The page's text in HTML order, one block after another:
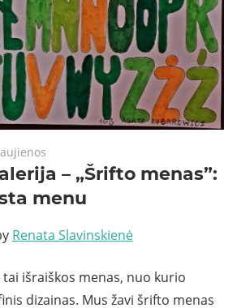
– „Šrifto menas”:
menu
Renata Slavinskienė
išraiškos menas, nuo kurio
dizainas. Mus žavi šrifto menas